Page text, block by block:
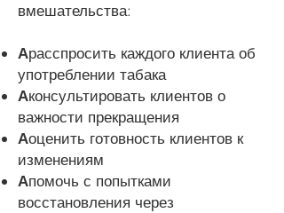
вмешательства:
Арасспросить каждого клиента об
употреблении табака
Аконсультировать клиентов о
важности прекращения
Аоценить готовность клиентов к
изменениям
Апомочь с попытками
восстановления через